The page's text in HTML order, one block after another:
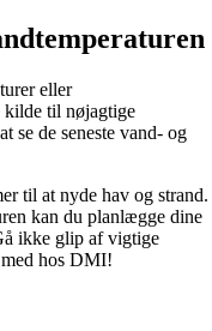
eller
kilde til nøjagtige
se de seneste vand- og
til at nyde hav og strand.
kan du planlægge dine
ikke glip af vigtige
hos DMI!